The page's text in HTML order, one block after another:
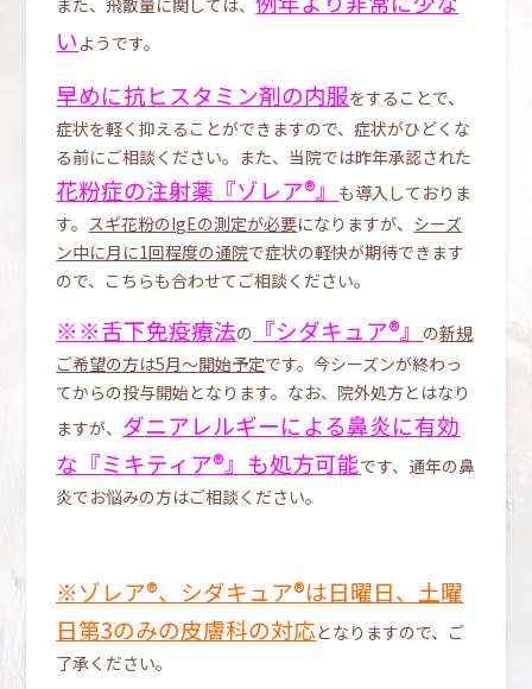
い ようです。
早めに抗ヒスタミン剤の内服をすることで、
症状を軽く抑えることができますので、症状がひどくな
る前にご相談ください。また、当院では昨年承認された
花粉症の注射薬『ゾレア®』
も導入しておりま
す。 スギ花粉のIgEの測定が必要になりますが、 シーズ
ン中に月に1回程度の通院で症状の軽快が期待できます
ので、こちらも合わせてご相談ください。
※※舌下免疫療法の 『シダキュア®』 の新規
ご希望の方は5月～開始予定です。今シーズンが終わっ
てからの投与開始となります。なお、院外処方とはなり
ますが、 ダニアレルギーによる鼻炎に有効
な『ミキティア®』も処方可能です、通年の鼻
炎でお悩みの方はご相談ください。
※ゾレア®、シダキュア®は日曜日、土曜
日第3のみの皮膚科の対応 となりますので、ご
了承ください。